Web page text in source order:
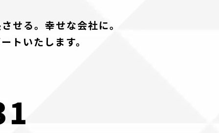
せる。幸せな会社に。
トいたします。